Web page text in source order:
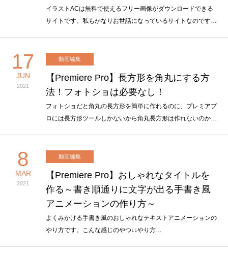
イラストACは無料で使えるフリー画像がダウンロードできる
サイトです。私もかなりお世話になっているサイトなのです…
17
JUN
2021
動画編集
【Premiere Pro】長方形を角丸にする方
法！フォトショは必要なし！
フォトショだと角丸の長方形を簡単に作れるのに、プレミアプ
ロには長方形ツールしかないから角丸長方形は作れないのか…
8
MAR
2021
動画編集
【Premiere Pro】おしゃれなタイトルを
作る～書き順通りに文字が出る手書き風
アニメーションの作り方～
よくみかける手書き風のおしゃれなテキストアニメーションの
やり方です。こんな感じのやつ↓↓やり方…